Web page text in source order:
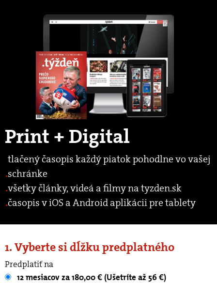
Print + Digital
tlačený časopis každý piatok pohodlne vo vašej
schránke
všetky články, videá a filmy na tyzden.sk
časopis v iOS a Android aplikácii pre tablety
1. Vyberte si dĺžku predplatného
Predplatiť na
12 mesiacov za 180,00 € (Ušetríte až 56 €)